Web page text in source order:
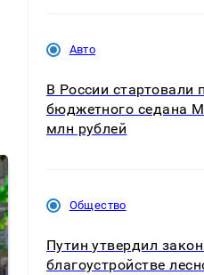
Авто
В России стартовали
бюджетного седана
млн рублей
Общество
Путин утвердил
благоустройстве